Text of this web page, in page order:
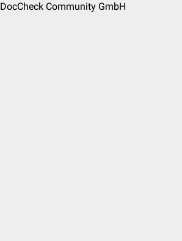
DocCheck Community GmbH